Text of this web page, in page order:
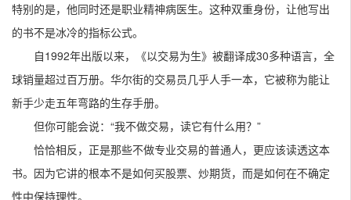
特别的是，他同时还是职业精神病医生。这种双重身份，让他写出
的书不是冰冷的指标公式。
自1992年出版以来，《以交易为生》被翻译成30多种语言，全
球销量超过百万册。华尔街的交易员几乎人手一本，它被称为能让
新手少走五年弯路的生存手册。
但你可能会说：“我不做交易，读它有什么用？”
恰恰相反，正是那些不做专业交易的普通人，更应该读透这本
书。因为它讲的根本不是如何买股票、炒期货，而是如何在不确定
性中保持理性。